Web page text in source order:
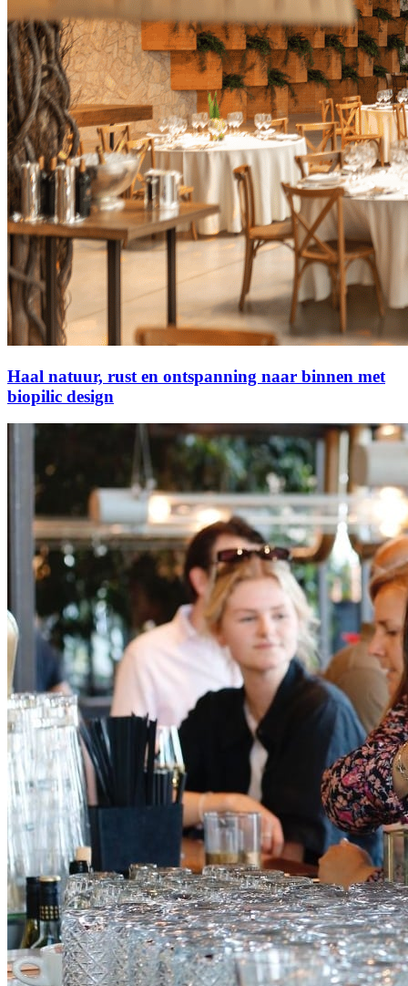
Haal natuur, rust en ontspanning naar binnen met
biopilic design